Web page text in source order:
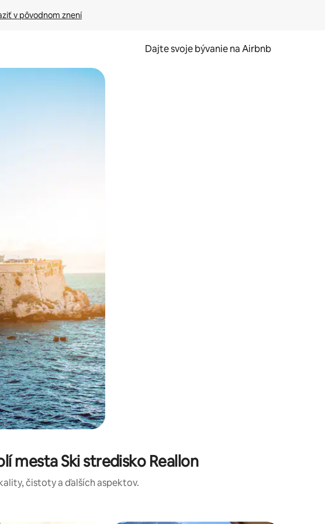
v pôvodnom znení
Dajte svoje bývanie na Airbnb
ich preskúmať pomocou dotykových gest či potiahnutia prstom.
mesta Ski stredisko Reallon
čistoty a ďalších aspektov.